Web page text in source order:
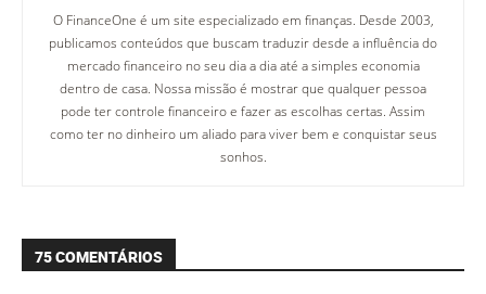
O FinanceOne é um site especializado em finanças. Desde 2003,
publicamos conteúdos que buscam traduzir desde a influência do
mercado financeiro no seu dia a dia até a simples economia
dentro de casa. Nossa missão é mostrar que qualquer pessoa
pode ter controle financeiro e fazer as escolhas certas. Assim
como ter no dinheiro um aliado para viver bem e conquistar seus
sonhos.
75 COMENTÁRIOS